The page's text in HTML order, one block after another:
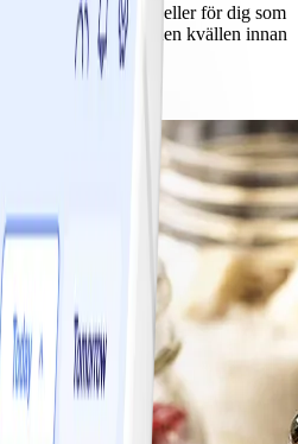
en frukost i farten eller för dig som
Du förbereder den kvällen innan
du vaknar.